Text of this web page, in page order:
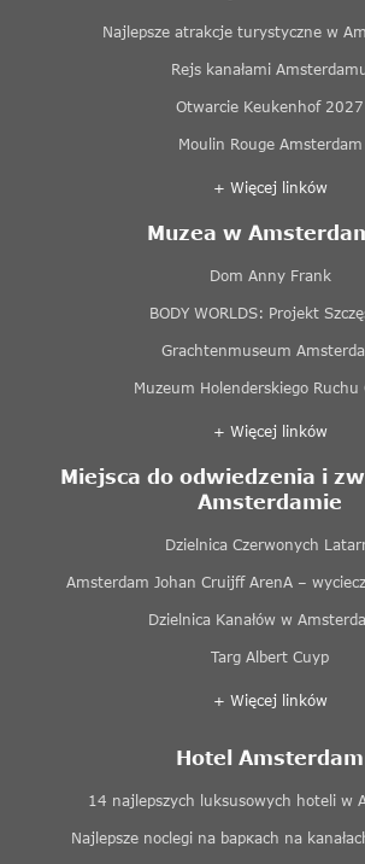
Najlepsze atrakcje turystyczne w
Rejs kanałami
Otwarcie Keukenhof 2027
Moulin Rouge Amsterdam
+ Więcej linków
Muzea w
Dom Anny Frank
BODY WORLDS: Projekt
Grachtenmuseum
Muzeum Holenderskiego Ruchu
+ Więcej linków
Miejsca do odwiedzenia i
Amsterdamie
Dzielnica Czerwonych
Amsterdam Johan Cruijff ArenA –
Dzielnica Kanałów w
Targ Albert Cuyp
+ Więcej linków
Hotel Amsterdam
14 najlepszych luksusowych hoteli w
Najlepsze noclegi na baркach na